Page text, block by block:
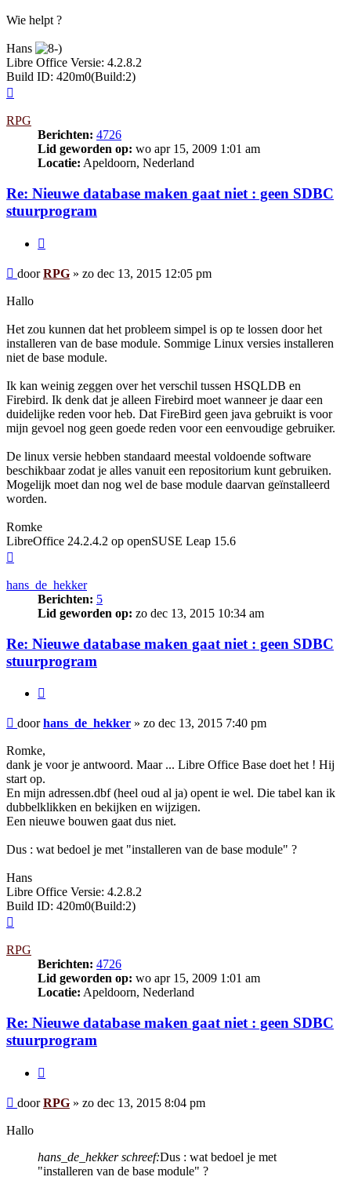
Wie helpt ?
Hans
Libre Office Versie: 4.2.8.2
Build ID: 420m0(Build:2)
RPG
Berichten: 4726
Lid geworden op: wo apr 15, 2009 1:01 am
Locatie: Apeldoorn, Nederland
Re: Nieuwe database maken gaat niet : geen SDBC
stuurprogram
Bericht
doorRPG » zo dec 13, 2015 12:05 pm
Hallo
Het zou kunnen dat het probleem simpel is op te lossen door het
installeren van de base module. Sommige Linux versies installeren
niet de base module.
Ik kan weinig zeggen over het verschil tussen HSQLDB en
Firebird. Ik denk dat je alleen Firebird moet wanneer je daar een
duidelijke reden voor heb. Dat FireBird geen java gebruikt is voor
mijn gevoel nog geen goede reden voor een eenvoudige gebruiker.
De linux versie hebben standaard meestal voldoende software
beschikbaar zodat je alles vanuit een repositorium kunt gebruiken.
Mogelijk moet dan nog wel de base module daarvan geïnstalleerd
worden.
Romke
LibreOffice 24.2.4.2 op openSUSE Leap 15.6
hans_de_hekker
Berichten: 5
Lid geworden op: zo dec 13, 2015 10:34 am
Re: Nieuwe database maken gaat niet : geen SDBC
stuurprogram
Bericht
doorhans_de_hekker » zo dec 13, 2015 7:40 pm
Romke,
dank je voor je antwoord. Maar ... Libre Office Base doet het ! Hij
start op.
En mijn adressen.dbf (heel oud al ja) opent ie wel. Die tabel kan ik
dubbelklikken en bekijken en wijzigen.
Een nieuwe bouwen gaat dus niet.
Dus : wat bedoel je met "installeren van de base module" ?
Hans
Libre Office Versie: 4.2.8.2
Build ID: 420m0(Build:2)
RPG
Berichten: 4726
Lid geworden op: wo apr 15, 2009 1:01 am
Locatie: Apeldoorn, Nederland
Re: Nieuwe database maken gaat niet : geen SDBC
stuurprogram
Bericht
doorRPG » zo dec 13, 2015 8:04 pm
Hallo
hans_de_hekker schreef:Dus : wat bedoel je met
"installeren van de base module" ?